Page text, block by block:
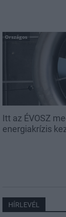
Országos
Itt az ÉVOSZ
energiakrízis
HÍRLEVÉL